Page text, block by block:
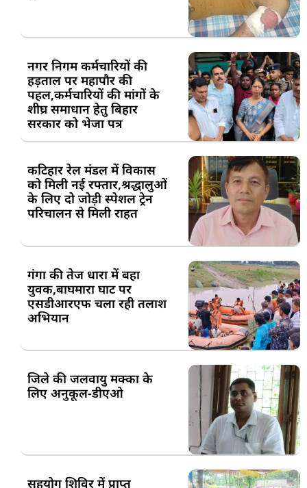
नगर निगम कर्मचारियों की
हड़ताल पर महापौर की
पहल,कर्मचारियों की मांगों के
शीघ्र समाधान हेतु बिहार
सरकार को भेजा पत्र
कटिहार रेल मंडल में विकास
को मिली नई रफ्तार,श्रद्धालुओं
के लिए दो जोड़ी स्पेशल ट्रेन
परिचालन से मिली राहत
गंगा की तेज धारा में बहा
युवक,बाघमारा घाट पर
एसडीआरएफ चला रही तलाश
अभियान
जिले की जलवायु मक्का के
लिए अनुकूल-डीएओ
सहयोग शिविर में प्राप्त